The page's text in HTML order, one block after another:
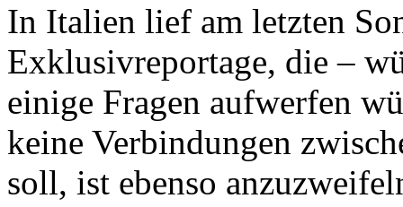
In Italien lief am letzten
Exklusivreportage, die –
einige Fragen aufwerfen
keine Verbindungen
soll, ist ebenso